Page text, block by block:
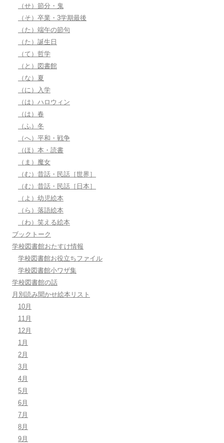
（せ）節分・鬼
（そ）卒業・3学期最後
（た）端午の節句
（た）誕生日
（て）哲学
（と）図書館
（な）夏
（に）入学
（は）ハロウィン
（は）春
（ふ）冬
（へ）平和・戦争
（ほ）本・読書
（ま）魔女
（む）昔話・民話［世界］
（む）昔話・民話［日本］
（よ）幼児絵本
（ら）落語絵本
（わ）笑える絵本
ブックトーク
学校図書館おたすけ情報
学校図書館お役立ちファイル
学校図書館小ワザ集
学校図書館の話
月別読み聞かせ絵本リスト
10月
11月
12月
1月
2月
3月
4月
5月
6月
7月
8月
9月